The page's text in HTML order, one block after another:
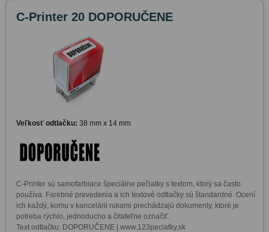
C-Printer 20 DOPORUČENE
Veľkosť odtlačku: 38 mm x 14 mm
C-Printer sú samofarbiace špeciálne pečiatky s textom, ktorý sa často
používa. Farebné prevedenia a ich textové odtlačky sú štandardné. Ocení
ich každý, komu v kancelárii rukami prechádzajú dokumenty, ktoré je
potreba rýchlo, jednoducho a čitateľne označiť.
Text odtlačku: DOPORUČENE | www.123peciatky.sk